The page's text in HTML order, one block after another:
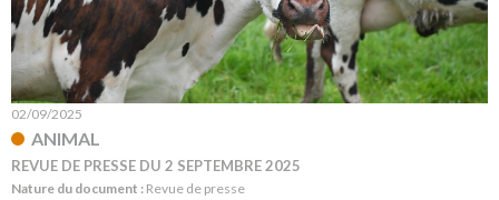
02/09/2025
ANIMAL
REVUE DE PRESSE DU 2 SEPTEMBRE 2025
Nature du document : Revue de presse